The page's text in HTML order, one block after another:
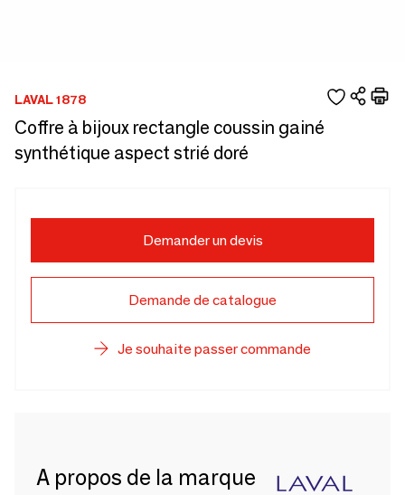
LAVAL 1878
Coffre à bijoux rectangle coussin gainé
synthétique aspect strié doré
Demander un devis
Demande de catalogue
Je souhaite passer commande
A propos de la marque